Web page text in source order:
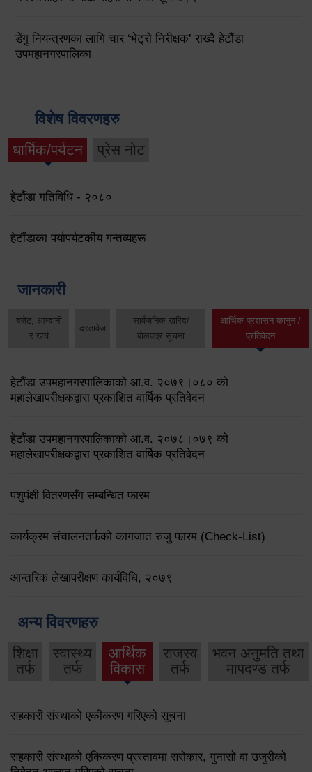
डेंगु नियन्त्रणका लागि चार ‘भेट्रो निरीक्षक’ राख्दै हेटौंडा
उपमहानगरपालिका
विशेष विवरणहरु
धार्मिक/पर्यटन प्रेस नोट
हेटौंडा गतिविधि - २०८०
हेटौंडाका पर्यापर्यटकीय गन्तव्यहरू
जानकारी
बजेट, आम्दानी
र खर्च
दस्तावेज
सार्वजनिक खरिद/
बोलपत्र सूचना
आर्थिक प्रशासन कानुन /
प्रतिवेदन
हेटौंडा उपमहानगरपालिकाको आ.व. २०७९।०८० को
महालेखापरीक्षकद्वारा प्रकाशित वार्षिक प्रतिवेदन
हेटौंडा उपमहानगरपालिकाको आ.व. २०७८।०७९ को
महालेखापरीक्षकद्वारा प्रकाशित वार्षिक प्रतिवेदन
पशुपंक्षी वितरणसँग सम्बन्धित फारम
कार्यक्रम संचालनतर्फको कागजात रुजु फारम (Check-List)
आन्तरिक लेखापरीक्षण कार्यविधि, २०७९
अन्य विवरणहरु
शिक्षा
तर्फ
स्वास्थ्य
तर्फ
आर्थिक
विकास
राजस्व
तर्फ
भवन अनुमति तथा
मापदण्ड तर्फ
सहकारी संस्थाको एकीकरण गरिएको सूचना
सहकारी संस्थाको एकिकरण प्रस्तावमा सरोकार, गुनासो वा उजुरीको